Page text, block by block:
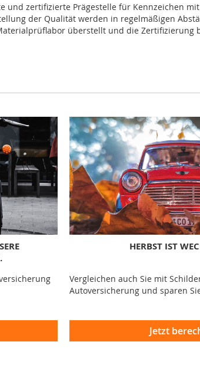
und zertifizierte Prägestelle für Kennzeichen
der Qualität werden in regelmäßigen
überstellt und die Zertifizierung
HERBST IST
Vergleichen auch Sie mit
Autoversicherung und sparen
Jetzt